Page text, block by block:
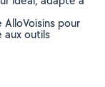
pour
aux outils